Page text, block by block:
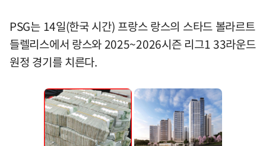
PSG는 14일(한국 시간) 프랑스 랑스의 스타드 볼라르트
들렐리스에서 랑스와 2025~2026시즌 리그1 33라운드
원정 경기를 치른다.